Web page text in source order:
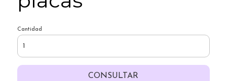
Cantidad
CONSULTAR